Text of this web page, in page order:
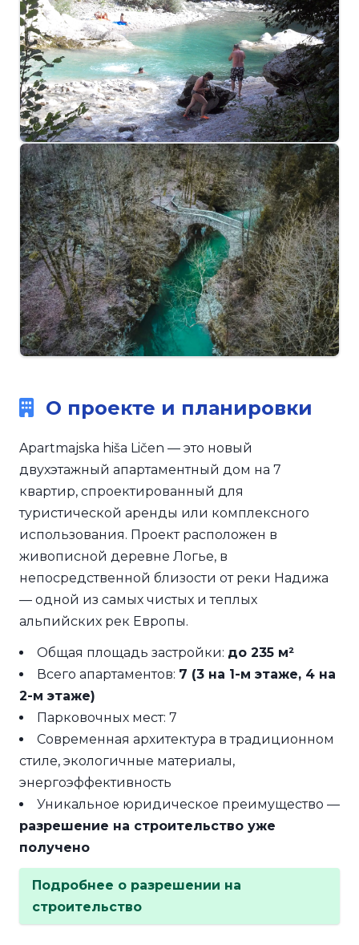
О проекте и планировки
Apartmajska hiša Ličen — это новый
двухэтажный апартаментный дом на 7
квартир, спроектированный для
туристической аренды или комплексного
использования. Проект расположен в
живописной деревне Логье, в
непосредственной близости от реки Надижа
— одной из самых чистых и теплых
альпийских рек Европы.
Общая площадь застройки: до 235 м²
Всего апартаментов: 7 (3 на 1-м этаже, 4 на
2-м этаже)
Парковочных мест: 7
Современная архитектура в традиционном
стиле, экологичные материалы,
энергоэффективность
Уникальное юридическое преимущество —
разрешение на строительство уже
получено
Подробнее о разрешении на
строительство